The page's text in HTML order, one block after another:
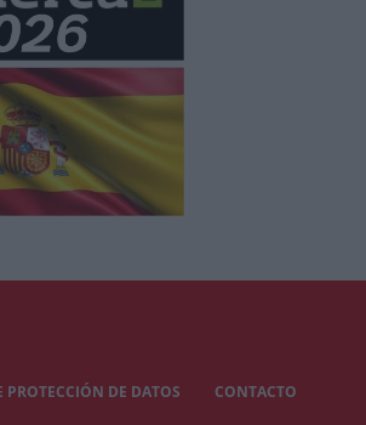
DE DATOS CONTACTO